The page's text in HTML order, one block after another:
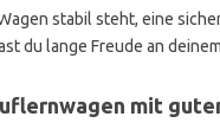
stabil steht, eine
du lange Freude an
mit